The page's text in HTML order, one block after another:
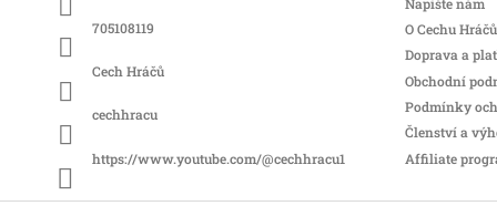
705108119
Cech Hráčů
cechhracu
https://www.youtube.com/@cechhracu1
O Cechu Hráčů
Doprava a
Obchodní
Podmínky
Členství a
Affiliate